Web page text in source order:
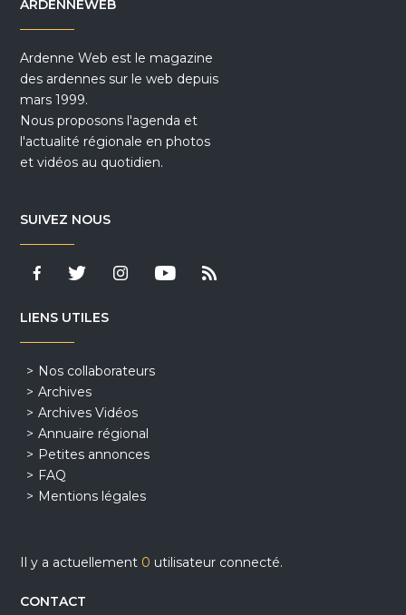
ARDENNEWEB
Ardenne Web est le magazine
des ardennes sur le web depuis
mars 1999.
Nous proposons l'agenda et
l'actualité régionale en photos
et vidéos au quotidien.
SUIVEZ NOUS
LIENS UTILES
Nos collaborateurs
Archives
Archives Vidéos
Annuaire régional
Petites annonces
FAQ
Mentions légales
Il y a actuellement 0 utilisateur connecté.
CONTACT